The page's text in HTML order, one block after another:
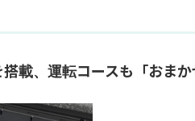
載、運転コースも「おま